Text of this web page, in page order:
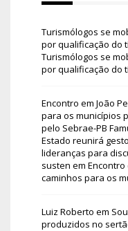
Turismólogos se
por qualificação do
Turismólogos se
por qualificação do
Encontro em João
para os municípios
pelo Sebrae-PB
Estado reunirá
lideranças para
susten em Encontro
caminhos para os
Luiz Roberto em
produzidos no